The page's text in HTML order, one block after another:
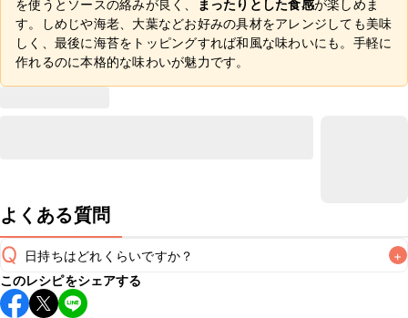
を使うとソースの絡みが良く、 まったりとした食感が楽しめま
す。しめじや海老、大葉などお好みの具材をアレンジしても美味
しく、最後に海苔をトッピングすれば和風な味わいにも。手軽に
作れるのに本格的な味わいが魅力です。
よくある質問
Q 日持ちはどれくらいですか？ +
こちらのレシピは出来たてをお召し上がりいただくことをお
このレシピをシェアする